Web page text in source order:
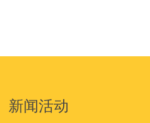
新闻活动